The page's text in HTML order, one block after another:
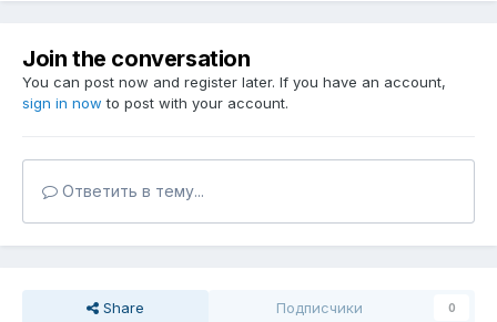
Join the conversation
You can post now and register later. If you have an account,
sign in now to post with your account.
Ответить в тему...
Share Подписчики 0